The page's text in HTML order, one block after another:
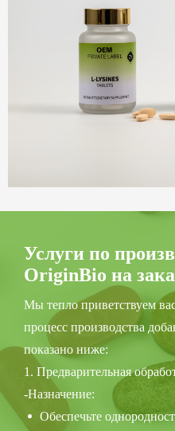
Услуги по
OriginBio на
Мы тепло приветствуем
процесс производства
показано ниже:
1. Предварительная
-Назначение:
Обеспечьте